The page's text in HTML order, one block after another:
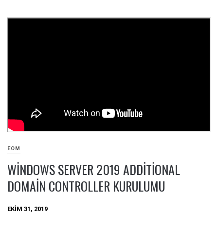
EOM
WINDOWS SERVER 2019 ADDITIONAL
DOMAIN CONTROLLER KURULUMU
EKIM 31, 2019